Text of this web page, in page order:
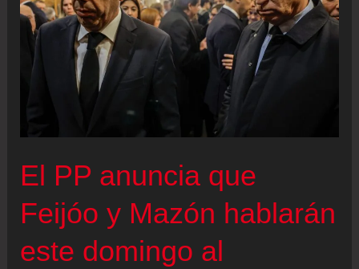
olas
de
cebados
el
cambio
El PP anuncia que
Feijóo y Mazón hablarán
este domingo al